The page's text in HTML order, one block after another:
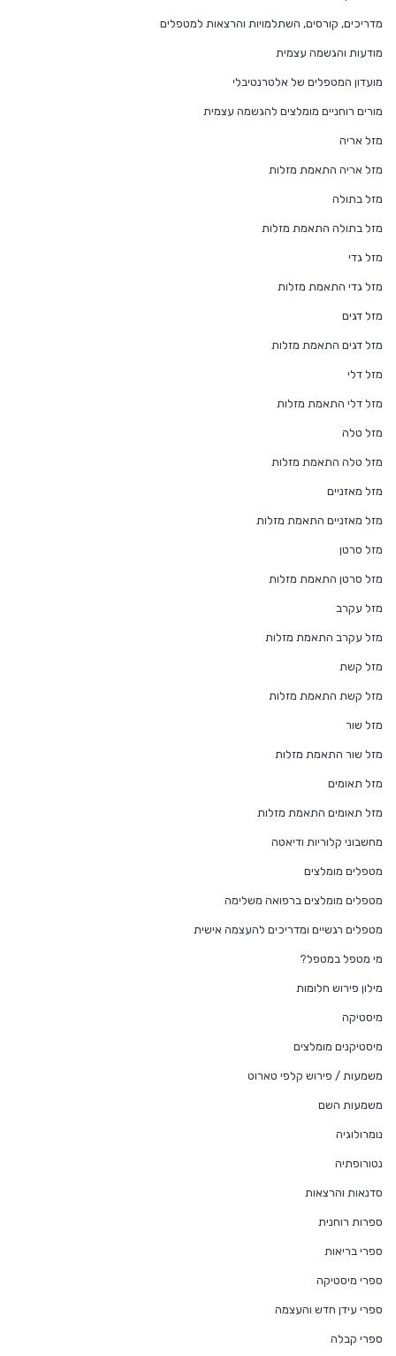
מדריכים, קורסים, השתלמויות והרצאות למטפלים
מודעות והגשמה עצמית
מועדון המטפלים של אלטרנטיבלי
מורים רוחניים מומלצים להגשמה עצמית
מזל אריה
מזל אריה התאמת מזלות
מזל בתולה
מזל בתולה התאמת מזלות
מזל גדי
מזל גדי התאמת מזלות
מזל דגים
מזל דגים התאמת מזלות
מזל דלי
מזל דלי התאמת מזלות
מזל טלה
מזל טלה התאמת מזלות
מזל מאזניים
מזל מאזניים התאמת מזלות
מזל סרטן
מזל סרטן התאמת מזלות
מזל עקרב
מזל עקרב התאמת מזלות
מזל קשת
מזל קשת התאמת מזלות
מזל שור
מזל שור התאמת מזלות
מזל תאומים
מזל תאומים התאמת מזלות
מחשבוני קלוריות ודיאטה
מטפלים מומלצים
מטפלים מומלצים ברפואה משלימה
מטפלים רגשיים ומדריכים להעצמה אישית
מי מטפל במטפל?
מילון פירוש חלומות
מיסטיקה
מיסטיקנים מומלצים
משמעות / פירוש קלפי טארוט
משמעות השם
נומרולוגיה
נטורופתיה
סדנאות והרצאות
ספרות רוחנית
ספרי בריאות
ספרי מיסטיקה
ספרי עידן חדש והעצמה
ספרי קבלה